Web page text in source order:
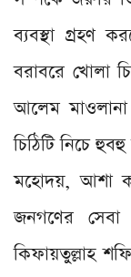
ব্যবস্থা গ্রহণ
বরাবরে খোলা
আলেম
চিঠিটি নিচে
মহোদয়, আশা
জনগণের
কিফায়তুল্লাহ